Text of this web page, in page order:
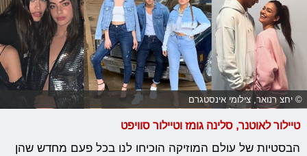
© יחצ רנואר, צילומי אינסטגרם
טיילור לאוטנר, סלינה גומז וטיילור סוויפט
הבסטיות של עולם המוזיקה הוכיחו לנו בכל פעם מחדש שהן